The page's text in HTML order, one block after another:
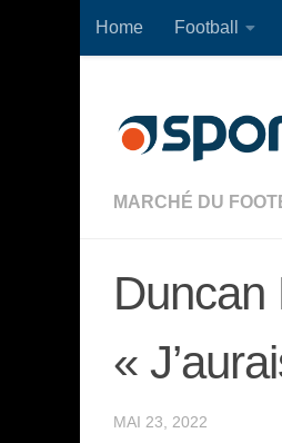
Skip to content
Home Football
MARCHÉ DU
Duncan
«
MAI 23, 2022